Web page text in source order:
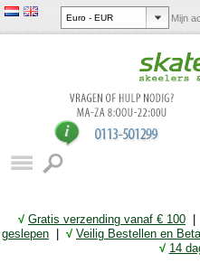
Mijn
√ Gratis verzending vanaf € 100
geslepen
√ Veilig Bestellen en
√ 14